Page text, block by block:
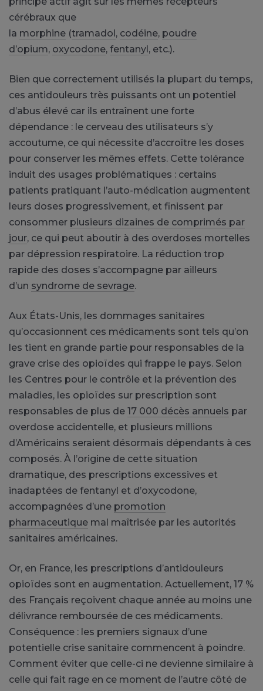
cérébraux que
la morphine (tramadol, codéine, poudre
d’opium, oxycodone, fentanyl, etc.).
Bien que correctement utilisés la plupart du temps,
ces antidouleurs très puissants ont un potentiel
d’abus élevé car ils entraînent une forte
dépendance : le cerveau des utilisateurs s’y
accoutume, ce qui nécessite d’accroître les doses
pour conserver les mêmes effets. Cette tolérance
induit des usages problématiques : certains
patients pratiquant l’auto-médication augmentent
leurs doses progressivement, et finissent par
consommer plusieurs dizaines de comprimés par
jour, ce qui peut aboutir à des overdoses mortelles
par dépression respiratoire. La réduction trop
rapide des doses s’accompagne par ailleurs
d’un syndrome de sevrage.
Aux États-Unis, les dommages sanitaires
qu’occasionnent ces médicaments sont tels qu’on
les tient en grande partie pour responsables de la
grave crise des opioïdes qui frappe le pays. Selon
les Centres pour le contrôle et la prévention des
maladies, les opioïdes sur prescription sont
responsables de plus de 17 000 décès annuels par
overdose accidentelle, et plusieurs millions
d’Américains seraient désormais dépendants à ces
composés. À l’origine de cette situation
dramatique, des prescriptions excessives et
inadaptées de fentanyl et d’oxycodone,
accompagnées d’une promotion
pharmaceutique mal maîtrisée par les autorités
sanitaires américaines.
Or, en France, les prescriptions d’antidouleurs
opioïdes sont en augmentation. Actuellement, 17 %
des Français reçoivent chaque année au moins une
délivrance remboursée de ces médicaments.
Conséquence : les premiers signaux d’une
potentielle crise sanitaire commencent à poindre.
Comment éviter que celle-ci ne devienne similaire à
celle qui fait rage en ce moment de l’autre côté de